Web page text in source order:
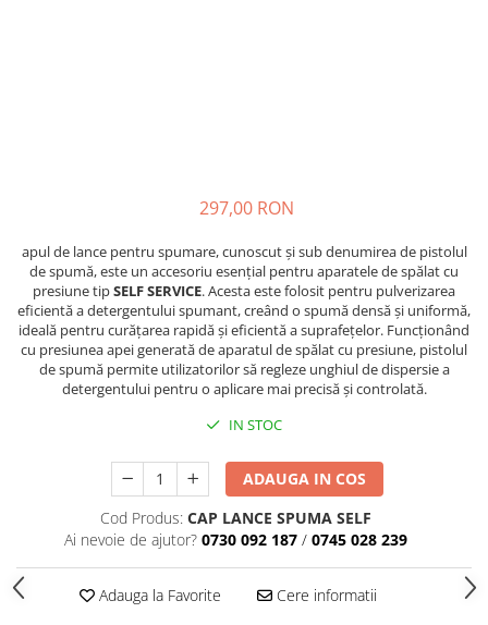
297,00 RON
apul de lance pentru spumare, cunoscut și sub denumirea de pistolul
de spumă, este un accesoriu esențial pentru aparatele de spălat cu
presiune tipSELF SERVICE. Acesta este folosit pentru pulverizarea
eficientă a detergentului spumant, creând o spumă densă și uniformă,
ideală pentru curățarea rapidă și eficientă a suprafețelor. Funcționând
cu presiunea apei generată de aparatul de spălat cu presiune, pistolul
de spumă permite utilizatorilor să regleze unghiul de dispersie a
detergentului pentru o aplicare mai precisă și controlată.
IN STOC
ADAUGA IN COS
Cod Produs: CAP LANCE SPUMA SELF
Ai nevoie de ajutor? 0730 092 187 / 0745 028 239
Adauga la Favorite Cere informatii